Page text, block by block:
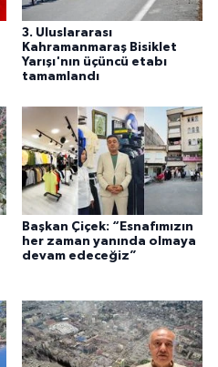
3. Uluslararası
Kahramanmaraş Bisiklet
Yarışı'nın üçüncü etabı
tamamlandı
Başkan Çiçek: “Esnafımızın
her zaman yanında olmaya
devam edeceğiz”